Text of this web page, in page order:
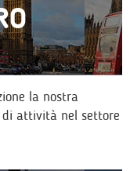
la nostra
attività nel settore